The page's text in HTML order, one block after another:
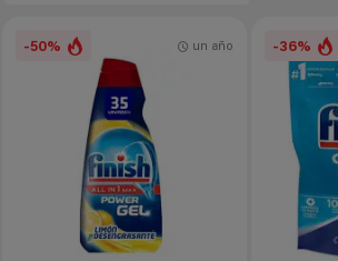
-50% un año -36%